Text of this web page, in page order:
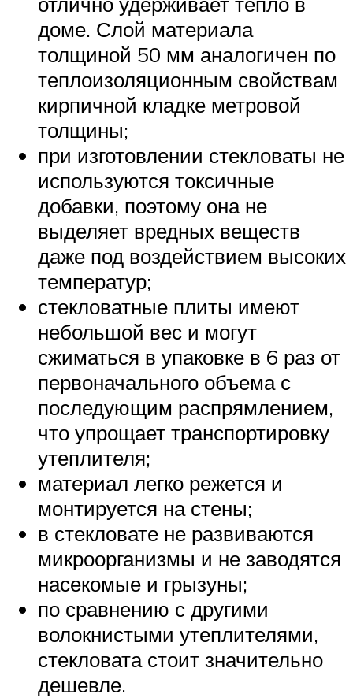
доме. Слой материала
толщиной 50 мм аналогичен по
теплоизоляционным свойствам
кирпичной кладке метровой
толщины;
при изготовлении стекловаты не
используются токсичные
добавки, поэтому она не
выделяет вредных веществ
даже под воздействием высоких
температур;
стекловатные плиты имеют
небольшой вес и могут
сжиматься в упаковке в 6 раз от
первоначального объема с
последующим распрямлением,
что упрощает транспортировку
утеплителя;
материал легко режется и
монтируется на стены;
в стекловате не развиваются
микроорганизмы и не заводятся
насекомые и грызуны;
по сравнению с другими
волокнистыми утеплителями,
стекловата стоит значительно
дешевле.